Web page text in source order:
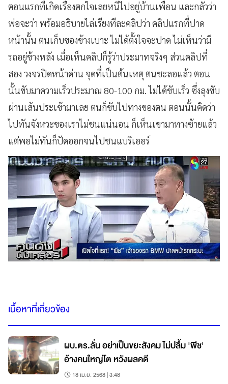
ตอนแรกที่เกิดเรื่องตกใจเลยหนีไปอยู่บ้านเพื่อน และกลัวว่า
พ่อจะว่า พร้อมอธิบายไล่เรียงทีละคลิปว่า คลิปแรกที่ปาด
หน้านั้น ตนเก็บของข้างเบาะ ไม่ได้ตั้งใจจะปาด ไม่เห็นว่ามี
รถอยู่ข้างหลัง เมื่อเห็นคลิปก็รู้ว่าประมาทจริงๆ ส่วนคลิปที่
สอง วงจรปิดหน้าด่าน จุดที่เป็นต้นเหตุ ตนชะลอแล้ว ตอน
นั้นขับมาความเร็วประมาณ 80-100 กม.​ ไม่ได้ขับเร็ว ซึ่งลุงขับ
ผ่านเส้นประเข้ามาเลย ตนก็ขับไปทางของตน ตอนนั้นคิดว่า
ไปทันจังหวะของเราไม่ชนแน่นอน ก็เห็นเขามาทางซ้ายแล้ว
แต่พอไม่ทันก็ปัดออกจนไปชนแบริเออร์
เนื้อหาที่เกี่ยวข้อง
ผบ.ตร.ลั่น อย่าเป็นขยะสังคม ไม่ปลื้ม 'พีช'
อ้างคนใหญ่โต หวังผลคดี
18 เม.ย. 2568 | 3:48